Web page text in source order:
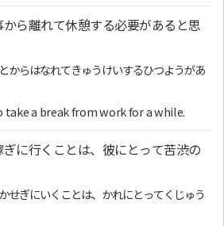
ら離れて休憩する必要があると思
からはなれてきゅうけいするひつようがあ
take a break from work for a while.
に行くことは、彼にとって苦渋の
せぎにいくことは、かれにとってくじゅう